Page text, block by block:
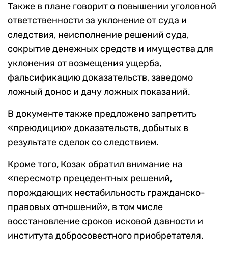
Также в плане говорит о повышении уголовной
ответственности за уклонение от суда и
следствия, неисполнение решений суда,
сокрытие денежных средств и имущества для
уклонения от возмещения ущерба,
фальсификацию доказательств, заведомо
ложный донос и дачу ложных показаний.
В документе также предложено запретить
«преюдицию» доказательств, добытых в
результате сделок со следствием.
Кроме того, Козак обратил внимание на
«пересмотр прецедентных решений,
порождающих нестабильность гражданско-
правовых отношений», в том числе
восстановление сроков исковой давности и
института добросовестного приобретателя.